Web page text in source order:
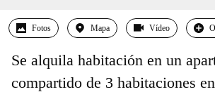
Fotos Mapa Vídeo
Se alquila habitación en un
compartido de 3 habitaciones